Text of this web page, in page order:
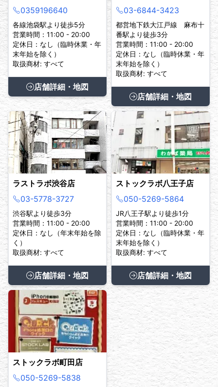
0359196640
各線池袋駅より徒歩5分
営業時間：11:00 - 20:00
定休日：なし（臨時休業・年
末年始を除く）
取扱商材: すべて
店舗詳細・地図
03-6844-3423
都営地下鉄大江戸線 麻布十
番駅より徒歩3分
営業時間：11:00 - 20:00
定休日：なし（臨時休業・年
末年始を除く）
取扱商材: すべて
店舗詳細・地図
ラストラボ渋谷店
03-5778-3727
渋谷駅より徒歩3分
営業時間：11:00 - 20:00
定休日：なし（年末年始を除
く）
取扱商材: すべて
店舗詳細・地図
ストックラボ八王子店
050-5269-5864
JR八王子駅より徒歩1分
営業時間：11:00 - 20:00
定休日：なし（臨時休業・年
末年始を除く）
取扱商材: すべて
店舗詳細・地図
ストックラボ町田店
050-5269-5838